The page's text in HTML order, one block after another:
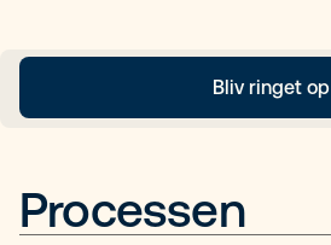
Bliv ringet op
Processen